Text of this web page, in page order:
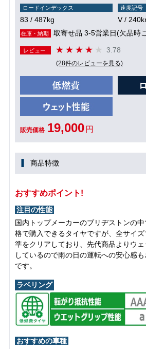
ロードインデックス
83 / 487kg
速度記号
V /
在庫・納期 取寄せ品 3-5営業日(欠品時
レビュー 3.78
(28件のレビューを見る)
販売価格 19,000 円
商品特徴
おすすめポイント!
注目の性能
国内トップメーカーのブリヂストンの
格で購入できるタイヤですが、全サイ
準をクリアしており、先代商品よりウ
しているので雨の日の運転への安心感
です。
ラベリング
おすすめの車種